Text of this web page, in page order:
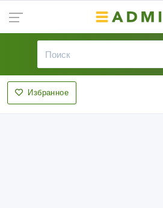
Избранное